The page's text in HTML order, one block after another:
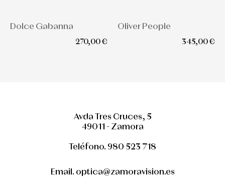
Dolce Gabanna
270,00 €
Oliver People
345,00 €
Avda Tres Cruces, 5
49011 - Zamora
Teléfono. 980 523 718
Email. optica@zamoravision.es